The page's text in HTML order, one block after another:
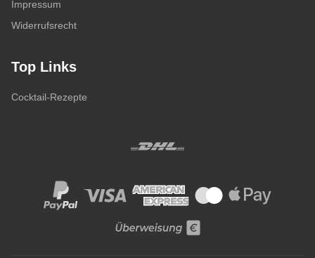
Impressum
Widerrufsrecht
Top Links
Cocktail-Rezepte